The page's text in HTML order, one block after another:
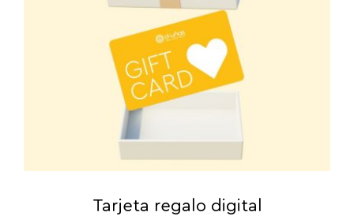
Tarjeta regalo digital